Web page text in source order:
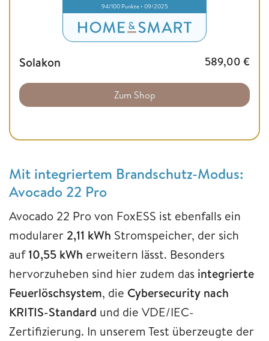
94/100 Punkte • 09/2025
Solakon 589,00 €
Zum Shop
Mit integriertem Brandschutz-Modus:
Avocado 22 Pro
Avocado 22 Pro von FoxESS ist ebenfalls ein
modularer 2,11 kWh Stromspeicher, der sich
auf10,55 kWh erweitern lässt. Besonders
hervorzuheben sind hier zudem das integrierte
Feuerlöschsystem, die Cybersecurity nach
KRITIS-Standard und die VDE/IEC-
Zertifizierung. In unserem Test überzeugte der